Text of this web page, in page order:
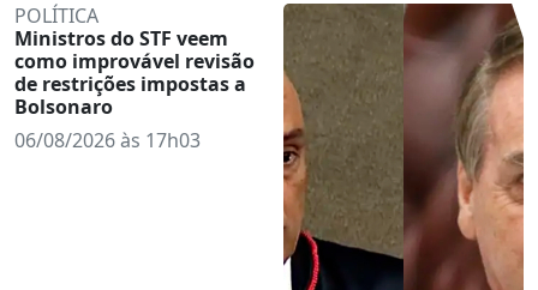
POLÍTICA
Ministros do STF veem
como improvável revisão
de restrições impostas a
Bolsonaro
06/08/2026 às 17h03